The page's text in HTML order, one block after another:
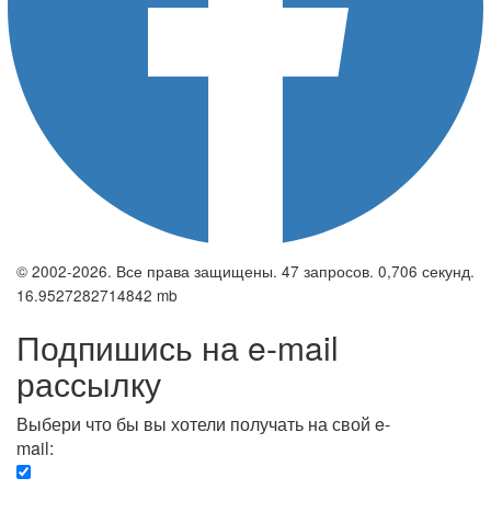
© 2002-2026. Все права защищены. 47 запросов. 0,706 секунд.
16.9527282714842 mb
Подпишись на e-mail
рассылку
Выбери что бы вы хотели получать на свой e-
mail: